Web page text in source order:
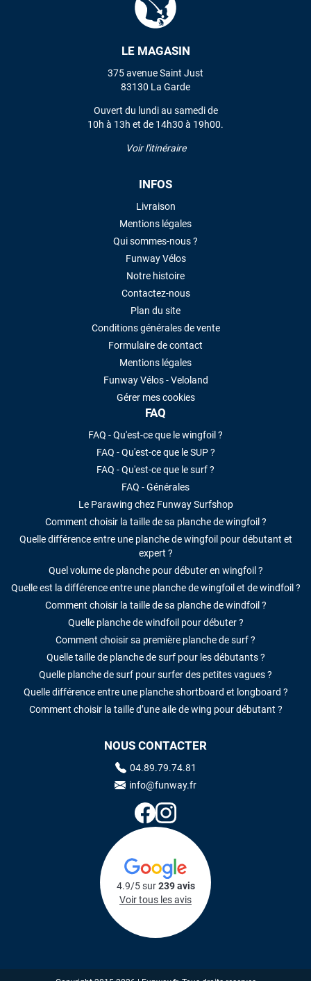
LE MAGASIN
375 avenue Saint Just
83130 La Garde
Ouvert du lundi au samedi de
10h à 13h et de 14h30 à 19h00.
Voir l'itinéraire
INFOS
Livraison
Mentions légales
Qui sommes-nous ?
Funway Vélos
Notre histoire
Contactez-nous
Plan du site
Conditions générales de vente
Formulaire de contact
Mentions légales
Funway Vélos - Veloland
Gérer mes cookies
FAQ
FAQ - Qu'est-ce que le wingfoil ?
FAQ - Qu'est-ce que le SUP ?
FAQ - Qu'est-ce que le surf ?
FAQ - Générales
Le Parawing chez Funway Surfshop
Comment choisir la taille de sa planche de wingfoil ?
Quelle différence entre une planche de wingfoil pour débutant et
expert ?
Quel volume de planche pour débuter en wingfoil ?
Quelle est la différence entre une planche de wingfoil et de windfoil ?
Comment choisir la taille de sa planche de windfoil ?
Quelle planche de windfoil pour débuter ?
Comment choisir sa première planche de surf ?
Quelle taille de planche de surf pour les débutants ?
Quelle planche de surf pour surfer des petites vagues ?
Quelle différence entre une planche shortboard et longboard ?
Comment choisir la taille d’une aile de wing pour débutant ?
NOUS CONTACTER
04.89.79.74.81
info@funway.fr
4.9/5 sur239 avis
Voir tous les avis